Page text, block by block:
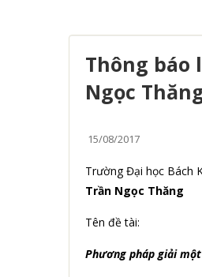
Thông báo
Ngọc
15/08/2017
Trường Đại học Bách
Trần Ngọc Thăng
Tên đề tài:
Phương pháp giải